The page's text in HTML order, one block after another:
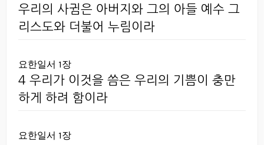
우리의 사귐은 아버지와 그의 아들 예수 그
리스도와 더불어 누림이라
요한일서 1장
4 우리가 이것을 씀은 우리의 기쁨이 충만
하게 하려 함이라
요한일서 1장